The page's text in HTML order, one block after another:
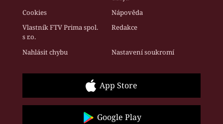
Cookies
Nápověda
Vlastník FTV Prima spol.
s r.o.
Redakce
Nahlásit chybu Nastavení soukromí
App Store
Google Play